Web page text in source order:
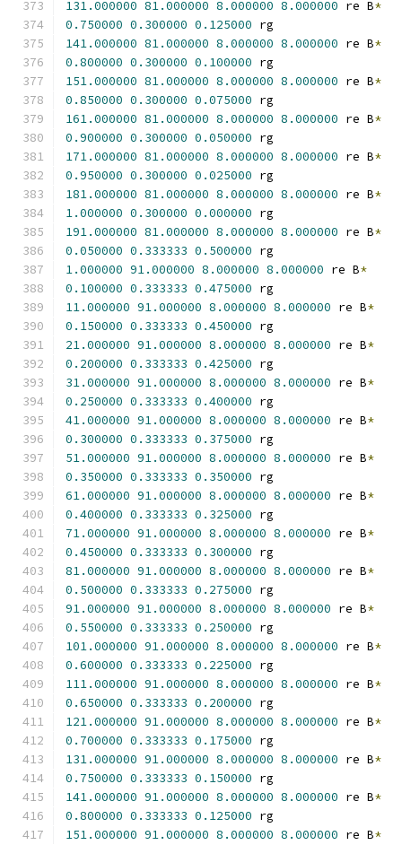
131.000000 81.000000 8.000000 8.000000 re B*
0.750000 0.300000 0.125000 rg
141.000000 81.000000 8.000000 8.000000 re B*
0.800000 0.300000 0.100000 rg
151.000000 81.000000 8.000000 8.000000 re B*
0.850000 0.300000 0.075000 rg
161.000000 81.000000 8.000000 8.000000 re B*
0.900000 0.300000 0.050000 rg
171.000000 81.000000 8.000000 8.000000 re B*
0.950000 0.300000 0.025000 rg
181.000000 81.000000 8.000000 8.000000 re B*
1.000000 0.300000 0.000000 rg
191.000000 81.000000 8.000000 8.000000 re B*
0.050000 0.333333 0.500000 rg
1.000000 91.000000 8.000000 8.000000 re B*
0.100000 0.333333 0.475000 rg
11.000000 91.000000 8.000000 8.000000 re B*
0.150000 0.333333 0.450000 rg
21.000000 91.000000 8.000000 8.000000 re B*
0.200000 0.333333 0.425000 rg
31.000000 91.000000 8.000000 8.000000 re B*
0.250000 0.333333 0.400000 rg
41.000000 91.000000 8.000000 8.000000 re B*
0.300000 0.333333 0.375000 rg
51.000000 91.000000 8.000000 8.000000 re B*
0.350000 0.333333 0.350000 rg
61.000000 91.000000 8.000000 8.000000 re B*
0.400000 0.333333 0.325000 rg
71.000000 91.000000 8.000000 8.000000 re B*
0.450000 0.333333 0.300000 rg
81.000000 91.000000 8.000000 8.000000 re B*
0.500000 0.333333 0.275000 rg
91.000000 91.000000 8.000000 8.000000 re B*
0.550000 0.333333 0.250000 rg
101.000000 91.000000 8.000000 8.000000 re B*
0.600000 0.333333 0.225000 rg
111.000000 91.000000 8.000000 8.000000 re B*
0.650000 0.333333 0.200000 rg
121.000000 91.000000 8.000000 8.000000 re B*
0.700000 0.333333 0.175000 rg
131.000000 91.000000 8.000000 8.000000 re B*
0.750000 0.333333 0.150000 rg
141.000000 91.000000 8.000000 8.000000 re B*
0.800000 0.333333 0.125000 rg
151.000000 91.000000 8.000000 8.000000 re B*